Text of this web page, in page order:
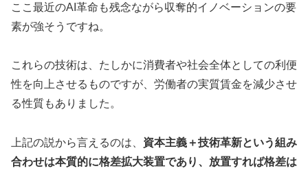
ここ最近のAI革命も残念ながら収奪的イノベーションの要
素が強そうですね。
これらの技術は、たしかに消費者や社会全体としての利便
性を向上させるものですが、労働者の実質賃金を減少させ
る性質もありました。
上記の説から言えるのは、 資本主義＋技術革新という組み
合わせは本質的に格差拡大装置であり、放置すれば格差は